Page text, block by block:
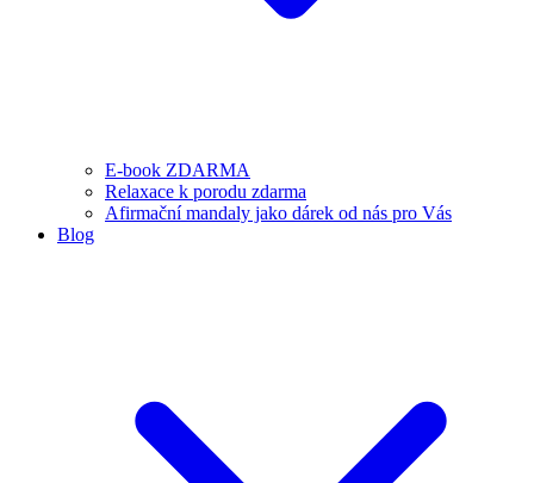
E-book ZDARMA
Relaxace k porodu zdarma
Afirmační mandaly jako dárek od nás pro Vás
Blog